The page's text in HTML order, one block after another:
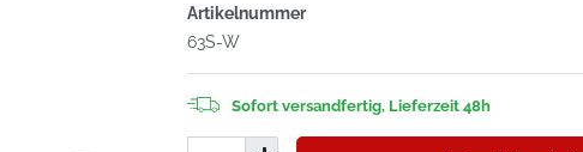
Artikelnummer
63S-W
Sofort versandfertig, Lieferzeit 48h